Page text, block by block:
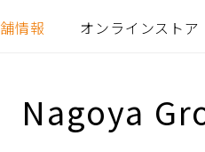
情報 オンラインストア
Nagoya